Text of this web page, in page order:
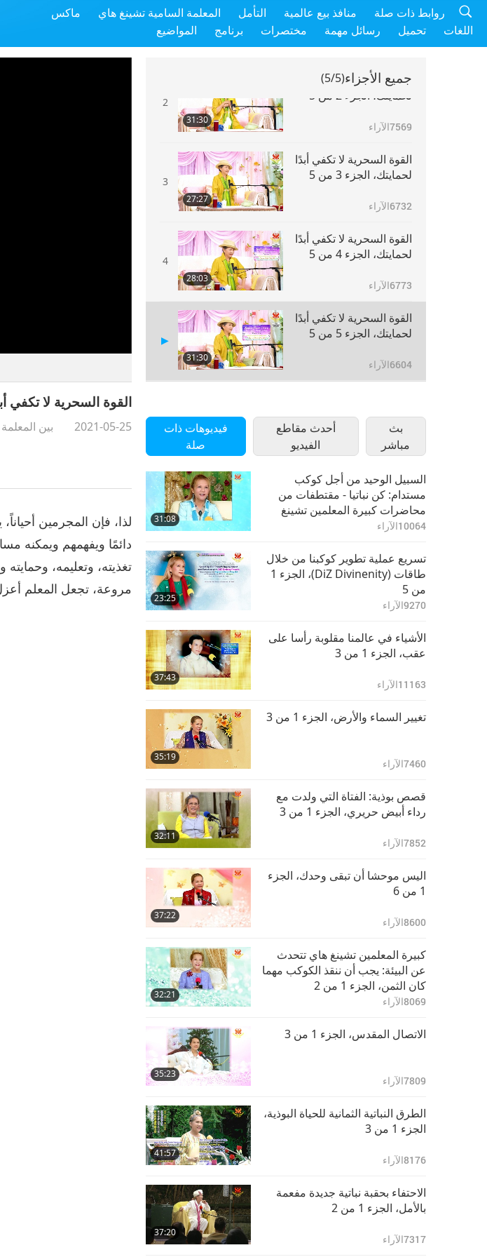
ماكس المعلمة السامية تشينغ هاي التأمل منافذ بيع عالمية
روابط ذات صلة
المواضيع
برنامج مختصرات رسائل مهمة تحميل اللغات
القوة السحرية لا تكفي أبدًا
2021-05-25 بين المعلمة
لذا، فإن المجرمين
دائمًا ويفهمهم ويمكنه
تغذيته، وتعليمه،
مروعة، تجعل المعلم
جميع الأجزاء(5/5)
لحمايتك، الجزء 1 من 5
9216الآراء
2
31:30
القوة السحرية لا تكفي أبدًا
لحمايتك، الجزء 2 من 5
7569الآراء
3
27:27
القوة السحرية لا تكفي أبدًا
لحمايتك، الجزء 3 من 5
6732الآراء
4
28:03
القوة السحرية لا تكفي أبدًا
لحمايتك، الجزء 4 من 5
6773الآراء
31:30
القوة السحرية لا تكفي أبدًا
لحمايتك، الجزء 5 من 5
6604الآراء
فيديوهات ذات
صلة
أحدث مقاطع
الفيديو
بث
مباشر
31:08
السبيل الوحيد من أجل كوكب
مستدام: كن نباتيا - مقتطفات من
محاضرات كبيرة المعلمين تشينغ
هاي، الجزء 1 من 3‏
10064الآراء
23:25
تسريع عملية تطوير كوكبنا من خلال
طاقات (DiZ Divinenity)، الجزء 1
من 5‏
9270الآراء
37:43
الأشياء في عالمنا مقلوبة رأسا على
عقب، الجزء 1 من 3‏
11163الآراء
35:19
تغيير السماء والأرض، الجزء 1 من 3‏
7460الآراء
32:11
قصص بوذية: الفتاة التي ولدت مع
رداء أبيض حريري، الجزء 1 من 3‏
7852الآراء
37:22
اليس موحشا أن تبقى وحدك، الجزء
1 من 6‏
8600الآراء
32:21
كبيرة المعلمين تشينغ هاي تتحدث
عن البيئة: يجب أن ننقذ الكوكب مهما
كان الثمن، الجزء 1 من 2‏
8069الآراء
35:23
الاتصال المقدس، الجزء 1 من 3‏
7809الآراء
41:57
الطرق النباتية الثمانية للحياة البوذية،
الجزء 1 من 3‏
8176الآراء
37:20
الاحتفاء بحقبة نباتية جديدة مفعمة
بالأمل، الجزء 1 من 2‏
7317الآراء